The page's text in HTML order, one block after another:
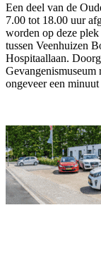
Een deel van de
7.00 tot 18.00 uur
worden op deze
tussen Veenhuizen
Hospitaallaan.
ongeveer een